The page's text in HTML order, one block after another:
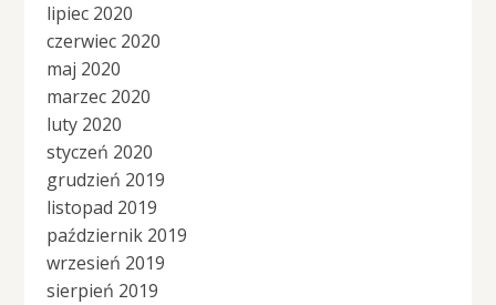
lipiec 2020
czerwiec 2020
maj 2020
marzec 2020
luty 2020
styczeń 2020
grudzień 2019
listopad 2019
październik 2019
wrzesień 2019
sierpień 2019